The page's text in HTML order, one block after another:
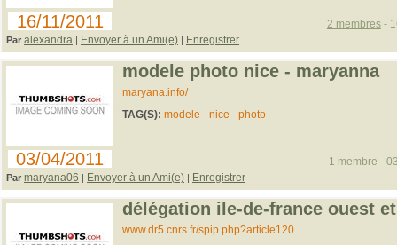
16/11/2011
Par alexandra | Envoyer à un Ami(e) | Enregistrer
2 membres-
03/04/2011
modele photo nice - maryanna
maryana.info/
TAG(S): modele - nice - photo-
Par maryana06 | Envoyer à un Ami(e) | Enregistrer
1 membre -
délégation ile-de-france ouest
www.dr5.cnrs.fr/spip.php?article120